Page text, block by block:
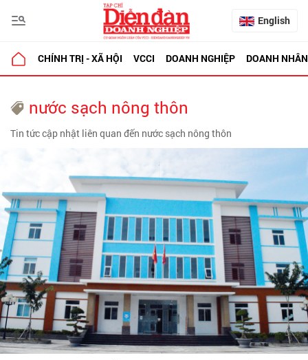
English
CHÍNH TRỊ - XÃ HỘI VCCI DOANH NGHIỆP DOANH NHÂN
nước sạch nông thôn
Tin tức cập nhật liên quan đến nước sạch nông thôn